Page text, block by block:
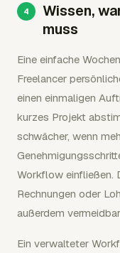
Wissen,
muss
Eine einfache
Freelancer
einen einmaligen
kurzes Projekt
schwächer, wenn
Workflow einfließen.
Rechnungen oder
außerdem
Ein verwalteter